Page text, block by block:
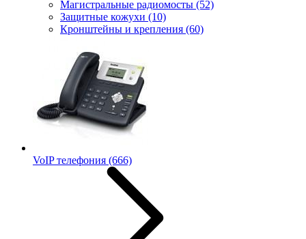
Магистральные радиомосты (52)
Защитные кожухи (10)
Кронштейны и крепления (60)
VoIP телефония (666)